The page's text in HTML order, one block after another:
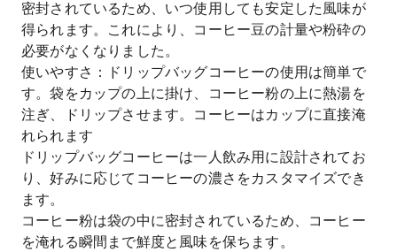
密封されているため、いつ使用しても安定した風味が
得られます。これにより、コーヒー豆の計量や粉砕の
必要がなくなりました。
使いやすさ：ドリップバッグコーヒーの使用は簡単で
す。袋をカップの上に掛け、コーヒー粉の上に熱湯を
注ぎ、ドリップさせます。コーヒーはカップに直接淹
れられます
ドリップバッグコーヒーは一人飲み用に設計されてお
り、好みに応じてコーヒーの濃さをカスタマイズでき
ます。
コーヒー粉は袋の中に密封されているため、コーヒー
を淹れる瞬間まで鮮度と風味を保ちます。